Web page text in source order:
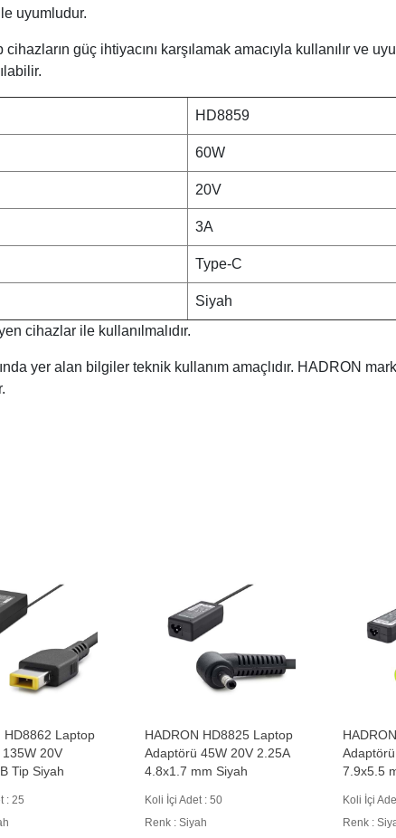
uyumludur.
güç ihtiyacını karşılamak amacıyla kullanılır ve
HD8859
60W
20V
3A
Type-C
Siyah
cihazlar ile kullanılmalıdır.
yer alan bilgiler teknik kullanım amaçlıdır. HADRON
HD8862 Laptop
20V
Tip Siyah
: 25
HADRON HD8825 Laptop
Adaptörü 45W 20V 2.25A
4.8x1.7 mm Siyah
Koli İçi Adet : 50
Renk : Siyah
7.9x5.5
Koli İçi
Renk :